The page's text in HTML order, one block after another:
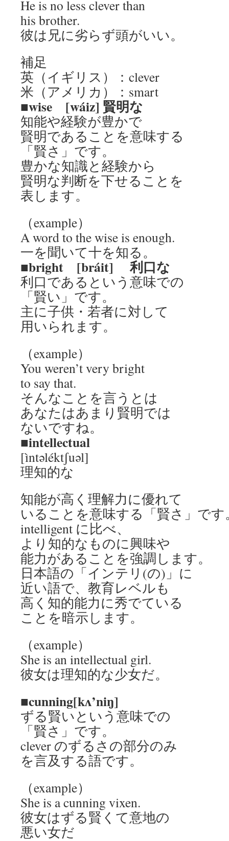
He is no less clever than
his brother.
彼は兄に劣らず頭がいい。
補足
英（イギリス）：clever
米（アメリカ）：smart
■wise [wáiz] 賢明な
知能や経験が豊かで
賢明であることを意味する
「賢さ」です。
豊かな知識と経験から
賢明な判断を下せることを
表します。
（example）
A word to the wise is enough.
一を聞いて十を知る。
■bright [bráit] 利口な
利口であるという意味での
「賢い」です。
主に子供・若者に対して
用いられます。
（example）
You weren’t very bright
to say that.
そんなことを言うとは
あなたはあまり賢明では
ないですね。
■intellectual
[ìntəléktʃuəl]
理知的な
知能が高く理解力に優れて
いることを意味する「賢さ」です
intelligent に比べ、
より知的なものに興味や
能力があることを強調します。
日本語の「インテリ(の)」に
近い語で、教育レベルも
高く知的能力に秀でている
ことを暗示します。
（example）
She is an intellectual girl.
彼女は理知的な少女だ。
■cunning[kʌ’niŋ]
ずる賢いという意味での
「賢さ」です。
clever のずるさの部分のみ
を言及する語です。
（example）
She is a cunning vixen.
彼女はずる賢くて意地の
悪い女だ